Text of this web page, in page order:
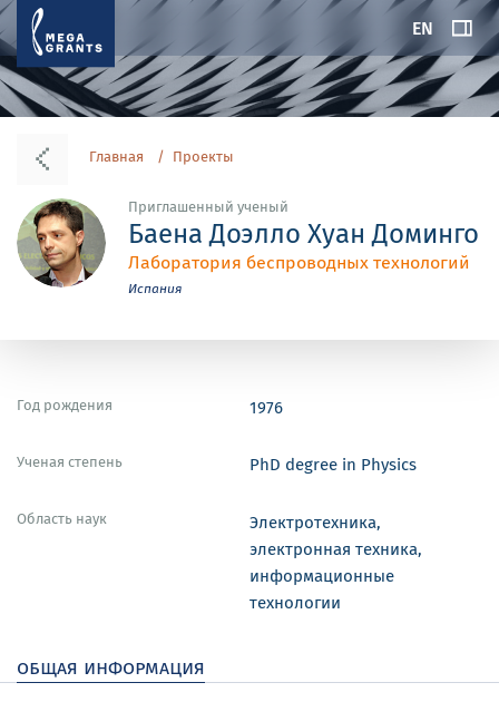
EN
Главная Проекты
Приглашенный ученый
Баена Доэлло Хуан Доминго
Лаборатория беспроводных технологий
Испания
Год рождения 1976
Ученая степень PhD degree in Physics
Область наук
Электротехника,
электронная техника,
информационные
технологии
общая информация